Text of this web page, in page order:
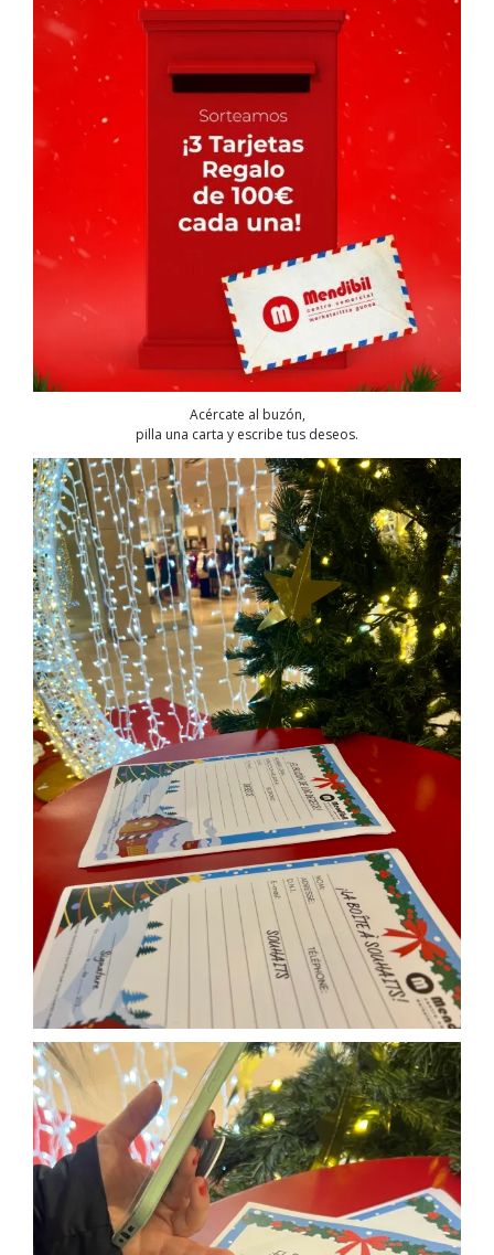
Acércate al buzón,
pilla una carta y escribe tus deseos.